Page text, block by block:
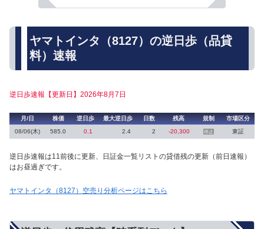
ヤマトインタ（8127）の逆日歩（品貸
料）速報
逆日歩速報【更新日】2026年8月7日
月/日 株価 逆日歩 最大逆日歩 日数 残高 規制
市場区分
08/06(木)
585.0 0.1 2.4 2 -20,300 停止 東証
逆日歩速報は11前後に更新、日証金一覧リストの貸借残の更新（前日速報）
はお昼過ぎです。
ヤマトインタ（8127）空売り分析ページはこちら